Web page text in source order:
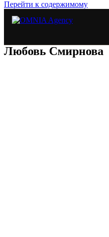
Перейти к содержимому
Любовь Смирнова